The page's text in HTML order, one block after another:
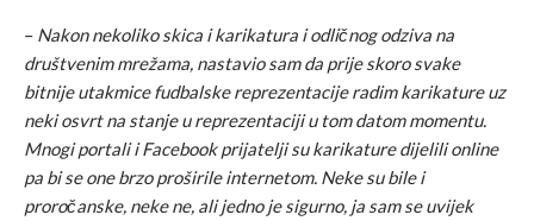
– Nakon nekoliko skica i karikatura i odličnog odziva na
društvenim mrežama, nastavio sam da prije skoro svake
bitnije utakmice fudbalske reprezentacije radim karikature uz
neki osvrt na stanje u reprezentaciji u tom datom momentu.
Mnogi portali i Facebook prijatelji su karikature dijelili online
pa bi se one brzo proširile internetom. Neke su bile i
proročanske, neke ne, ali jedno je sigurno, ja sam se uvijek